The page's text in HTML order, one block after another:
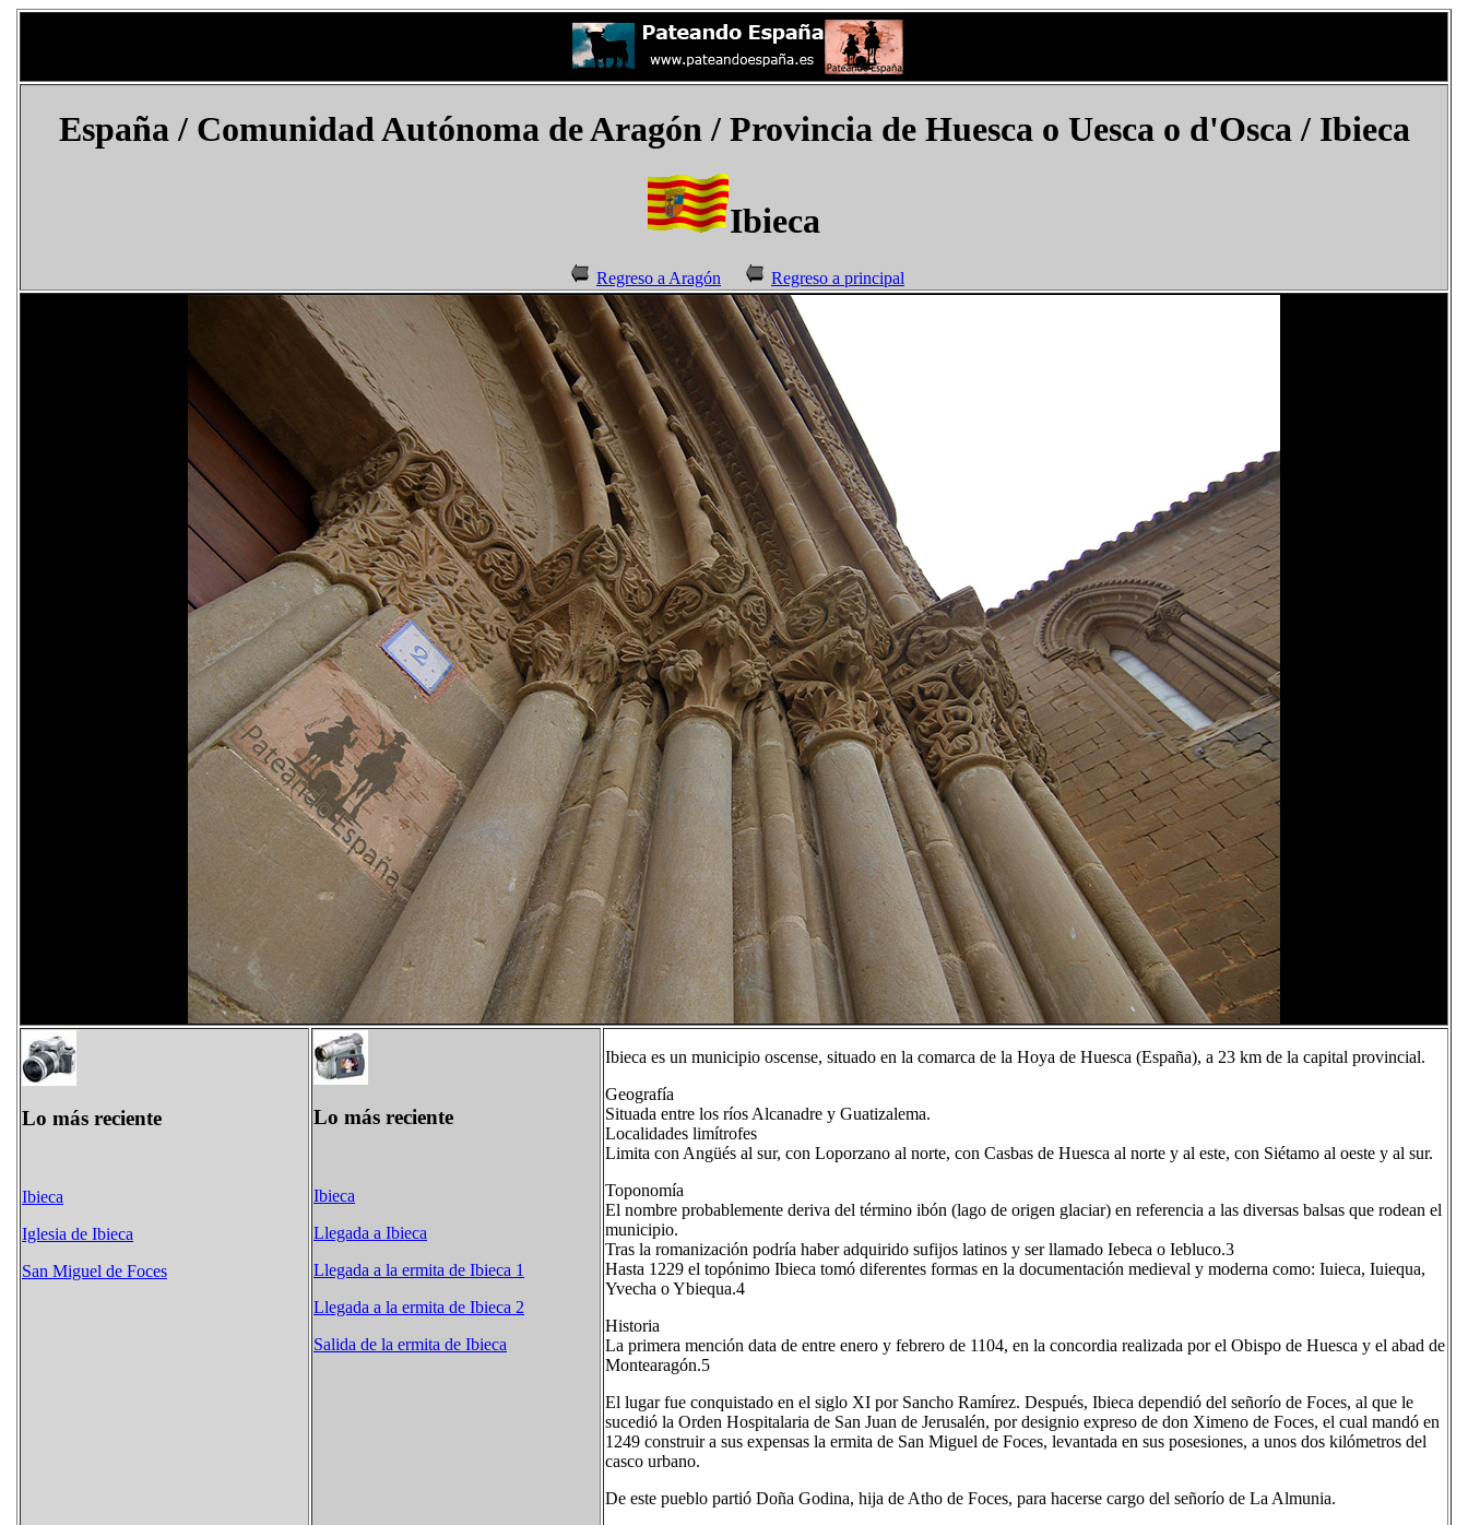
España/ Comunidad Autónoma de Aragón / Provincia de Huesca o Uesca o d'Osca/ Ibieca
Ibieca
Regreso a Aragón Regreso a principal
Lo más reciente
Ibieca
Iglesia de Ibieca
San Miguel de Foces
Lo más reciente
Ibieca
Llegada a Ibieca
Llegada a la ermita de Ibieca 1
Llegada a la ermita de Ibieca 2
Salida de la ermita de Ibieca
Ibieca es un municipio oscense, situado en la comarca de la Hoya de Huesca (España), a 23 km de la capital provincial.
Geografía
Situada entre los ríos Alcanadre y Guatizalema.
Localidades limítrofes
Limita con Angüés al sur, con Loporzano al norte, con Casbas de Huesca al norte y al este, con Siétamo al oeste y al sur.
Toponomía
El nombre probablemente deriva del término ibón (lago de origen glaciar) en referencia a las diversas balsas que rodean el
municipio.
Tras la romanización podría haber adquirido sufijos latinos y ser llamado Iebeca o Iebluco.3​
Hasta 1229 el topónimo Ibieca tomó diferentes formas en la documentación medieval y moderna como: Iuieca, Iuiequa,
Yvecha o Ybiequa.4​
Historia
La primera mención data de entre enero y febrero de 1104, en la concordia realizada por el Obispo de Huesca y el abad de
Montearagón.5​
El lugar fue conquistado en el siglo XI por Sancho Ramírez. Después, Ibieca dependió del señorío de Foces, al que le
sucedió la Orden Hospitalaria de San Juan de Jerusalén, por designio expreso de don Ximeno de Foces, el cual mandó en
1249 construir a sus expensas la ermita de San Miguel de Foces, levantada en sus posesiones, a unos dos kilómetros del
casco urbano.
De este pueblo partió Doña Godina, hija de Atho de Foces, para hacerse cargo del señorío de La Almunia.